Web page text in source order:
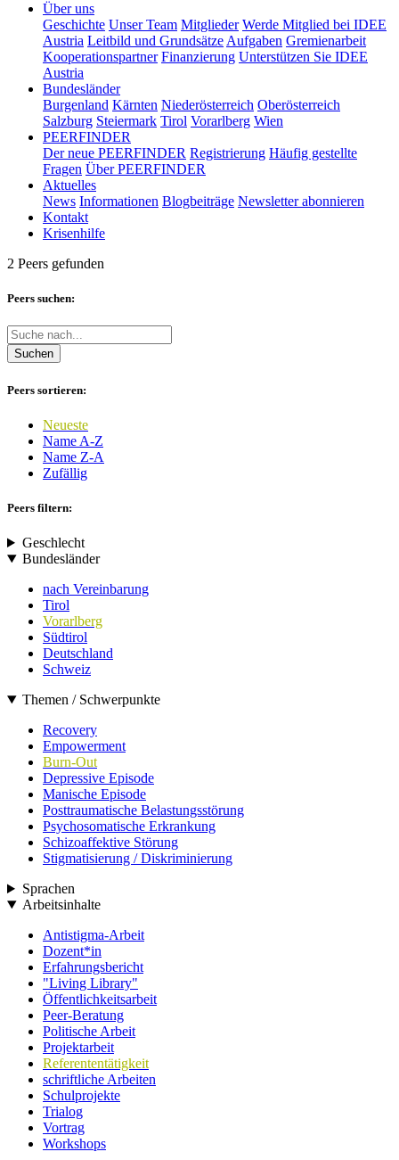
Über uns
Geschichte Unser Team Mitglieder Werde Mitglied bei IDEE
Austria Leitbild und Grundsätze Aufgaben Gremienarbeit
Kooperationspartner Finanzierung Unterstützen Sie IDEE
Austria
Bundesländer
Burgenland Kärnten Niederösterreich Oberösterreich
Salzburg Steiermark Tirol Vorarlberg Wien
PEERFINDER
Der neue PEERFINDER Registrierung Häufig gestellte
Fragen Über PEERFINDER
Aktuelles
News Informationen Blogbeiträge Newsletter abonnieren
Kontakt
Krisenhilfe
2 Peers gefunden
Peers suchen:
Suchen
Peers sortieren:
Neueste
Name A-Z
Name Z-A
Zufällig
Peers filtern:
Geschlecht
Bundesländer
nach Vereinbarung
Tirol
Vorarlberg
Südtirol
Deutschland
Schweiz
Themen / Schwerpunkte
Recovery
Empowerment
Burn-Out
Depressive Episode
Manische Episode
Posttraumatische Belastungsstörung
Psychosomatische Erkrankung
Schizoaffektive Störung
Stigmatisierung / Diskriminierung
Sprachen
Arbeitsinhalte
Antistigma-Arbeit
Dozent*in
Erfahrungsbericht
"Living Library"
Öffentlichkeitsarbeit
Peer-Beratung
Politische Arbeit
Projektarbeit
Referententätigkeit
schriftliche Arbeiten
Schulprojekte
Trialog
Vortrag
Workshops